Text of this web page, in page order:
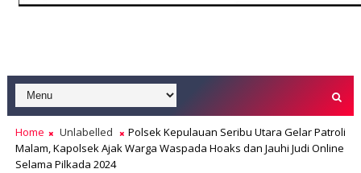
Home Unlabelled
Polsek Kepulauan Seribu Utara Gelar Patroli
Malam, Kapolsek Ajak Warga Waspada Hoaks dan Jauhi Judi Online
Selama Pilkada 2024